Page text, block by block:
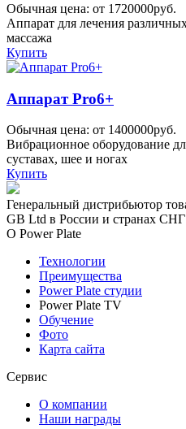
Обычная цена: от 1720000руб.
Аппарат для лечения
массажа
Купить
Аппарат Pro6+
Обычная цена: от 1400000руб.
Вибрационное оборудование
суставах, шее и ногах
Купить
Генеральный дистрибьютор
GB Ltd в России и странах СНГ
О Power Plate
Технологии
Преимущества
Power Plate студии
Power Plate TV
Обучение
Фото
Карта сайта
Сервис
О компании
Наши награды